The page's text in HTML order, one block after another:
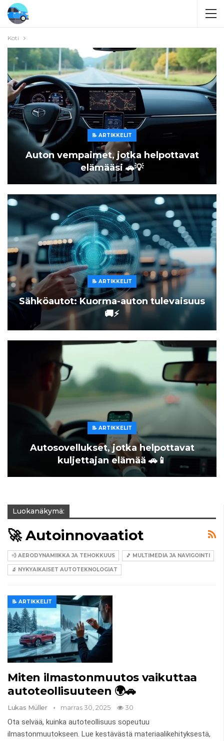
Koti
📝 ARTIKKELIT
Auton vempaimet, jotka helpottavat
elämääsi 🚗💡
📝 ARTIKKELIT
Sähköautot: Kuorma-auton tulevaisuus
🚚⚡
📝 ARTIKKELIT
Autosovellukset, jotka helpottavat
kuljettajan elämää 🚗📱
Luokanäkymä:
🚀 Autoinnovaatiot
💨 AERODYNAMIIKKA JA TEHOKKUUS 🎵 MULTIMEDIA JA NAVIGOINTI
🔬 NYKYAIKAISET AUTOTEKNOLOGIAT
📝 ARTIKKELIT
Miten ilmastonmuutos vaikuttaa
autoteollisuuteen 🌍🚗
Lukas Müller marras 30, 2025 30
Ota selvää, kuinka autoteollisuus sopeutuu
ilmastonmuutokseen. Lue kestävästä materiaalikehityksestä,